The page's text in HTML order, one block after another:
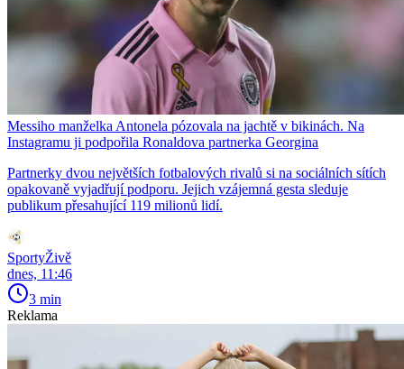
Messiho manželka Antonela pózovala na jachtě v bikinách. Na
Instagramu ji podpořila Ronaldova partnerka Georgina
Partnerky dvou největších fotbalových rivalů si na sociálních sítích
opakovaně vyjadřují podporu. Jejich vzájemná gesta sleduje
publikum přesahující 119 milionů lidí.
SportyŽivě
dnes, 11:46
3 min
Reklama